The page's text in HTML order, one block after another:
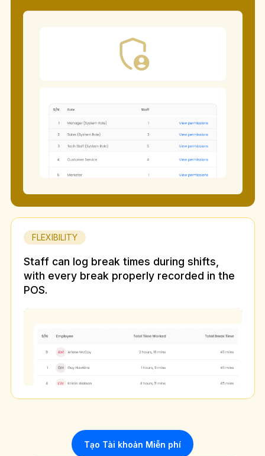
FLEXIBILITY
Staff can log break times during shifts,
with every break properly recorded in the
POS.
Tạo Tài khoản Miễn phí